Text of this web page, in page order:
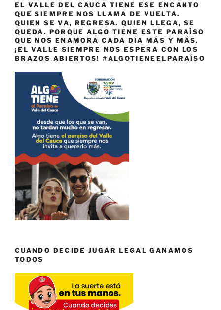
EL VALLE DEL CAUCA TIENE ESE ENCANTO
QUE SIEMPRE NOS LLAMA DE VUELTA.
QUIEN SE VA, REGRESA. QUIEN LLEGA, SE
QUEDA. PORQUE ALGO TIENE ESTE PARAÍSO
QUE NOS ENAMORA CADA DÍA MÁS Y MÁS.
¡EL VALLE SIEMPRE NOS ESPERA CON LOS
BRAZOS ABIERTOS! #ALGOTIENEELPARAÍSO
CUANDO DECIDE JUGAR LEGAL GANAMOS
TODOS